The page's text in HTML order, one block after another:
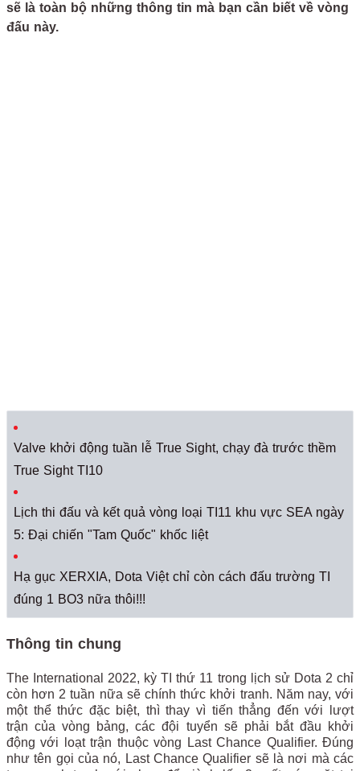
sẽ là toàn bộ những thông tin mà bạn cần biết về vòng
đấu này.
Valve khởi động tuần lễ True Sight, chạy đà trước thềm
True Sight TI10
Lịch thi đấu và kết quả vòng loại TI11 khu vực SEA ngày
5: Đại chiến "Tam Quốc" khốc liệt
Hạ gục XERXIA, Dota Việt chỉ còn cách đấu trường TI
đúng 1 BO3 nữa thôi!!!
Thông tin chung
The International 2022, kỳ TI thứ 11 trong lịch sử Dota 2 chỉ
còn hơn 2 tuần nữa sẽ chính thức khởi tranh. Năm nay, với
một thể thức đặc biệt, thì thay vì tiến thẳng đến với lượt
trận của vòng bảng, các đội tuyển sẽ phải bắt đầu khởi
động với loạt trận thuộc vòng Last Chance Qualifier. Đúng
như tên gọi của nó, Last Chance Qualifier sẽ là nơi mà các